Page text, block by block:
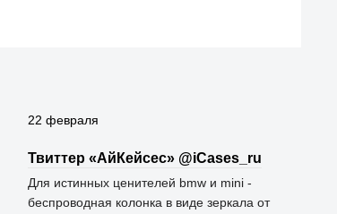
22 февраля
Твиттер «АйКейсес» ‏@iCases_ru
Для истинных ценителей bmw и mini -
беспроводная колонка в виде зеркала от